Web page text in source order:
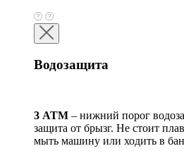
Водозащита
3 АТМ – нижний порог
защита от брызг. Не стоит
мыть машину или ходить в